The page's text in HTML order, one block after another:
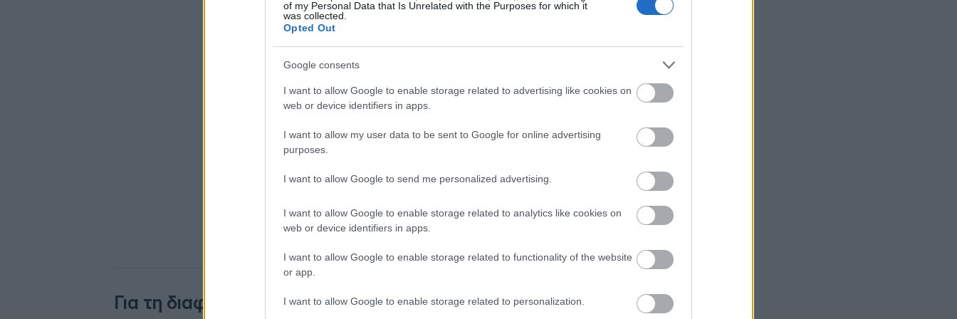
of my Personal Data that Is Unrelated with the Purposes for which it
was collected.
Opted Out
Google consents
I want to allow Google to enable storage related to advertising like cookies on
web or device identifiers in apps.
I want to allow my user data to be sent to Google for online advertising
purposes.
I want to allow Google to send me personalized advertising.
I want to allow Google to enable storage related to analytics like cookies on
web or device identifiers in apps.
I want to allow Google to enable storage related to functionality of the website
or app.
I want to allow Google to enable storage related to personalization.
Για τη διαφορετική εικόνα της χώρας στο εξωτερικό
μετοχές της αξίας 4,5 δισ. δολαρίων το
Β' τρίμηνο
διαπραγματεύσεις μεταξύ Τεχεράνης
και Ομάν
Σκέρτσος: Χωρίς ουσιαστικά
για την έκθεση του ΟΟΣΑ
ακρίβειας
Σε γυναίκα 57 ετών ανήκει η σορός που
βρέθηκε σε προχωρημένη σήψη στον
14:49
Τσίπρας: Στις 2 Σεπτεμβρίου η
παρουσίαση του οικονομικού
Θεσσαλονίκη